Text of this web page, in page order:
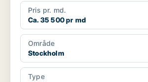
Pris pr. md.
Ca. 35 500 pr md
Område
Stockholm
Type